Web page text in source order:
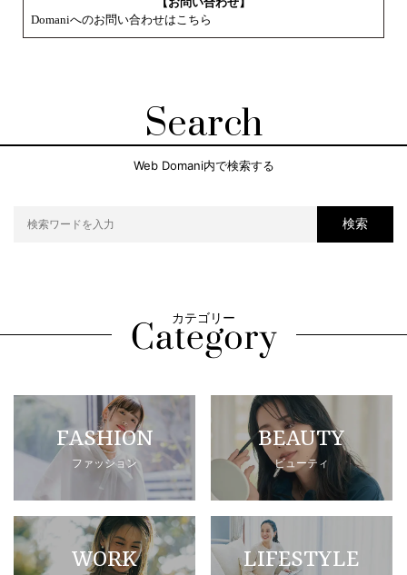
Domaniへのお問い合わせはこちら
Search
Web Domani内で検索する
検索
カテゴリー
FASHION
ファッション
BEAUTY
ビューティ
WORK LIFESTYLE